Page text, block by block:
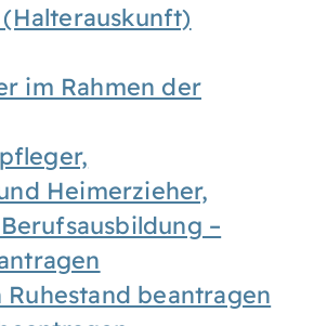
im Rahmen der
Heimerzieher,
–
beantragen